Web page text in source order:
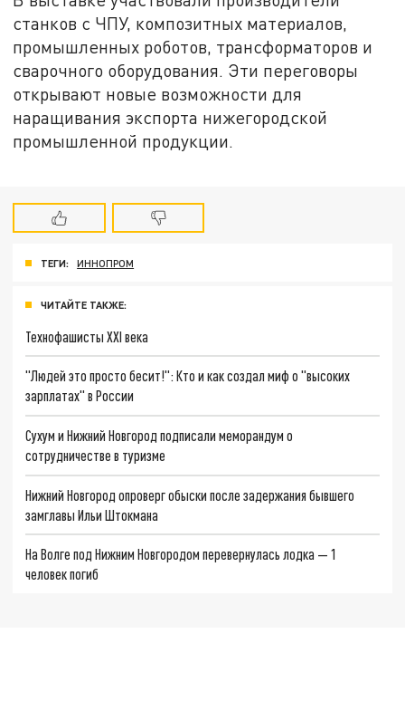
станков с ЧПУ, композитных материалов,
промышленных роботов, трансформаторов и
сварочного оборудования. Эти переговоры
открывают новые возможности для
наращивания экспорта нижегородской
промышленной продукции.
ТЕГИ: ИННОПРОМ
ЧИТАЙТЕ ТАКЖЕ:
Технофашисты XXI века
"Людей это просто бесит!": Кто и как создал миф о "высоких
зарплатах" в России
Сухум и Нижний Новгород подписали меморандум о
сотрудничестве в туризме
Нижний Новгород опроверг обыски после задержания бывшего
замглавы Ильи Штокмана
На Волге под Нижним Новгородом перевернулась лодка — 1
человек погиб